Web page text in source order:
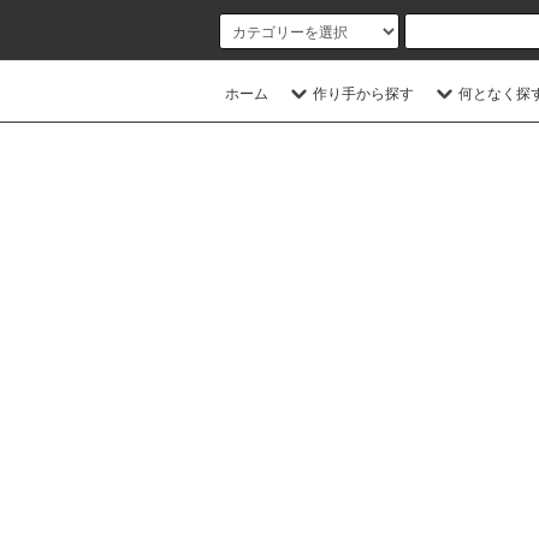
ホーム 作り手から探す 何となく探